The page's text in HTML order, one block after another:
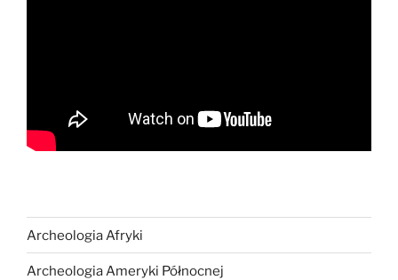
Archeologia Afryki
Archeologia Ameryki Północnej